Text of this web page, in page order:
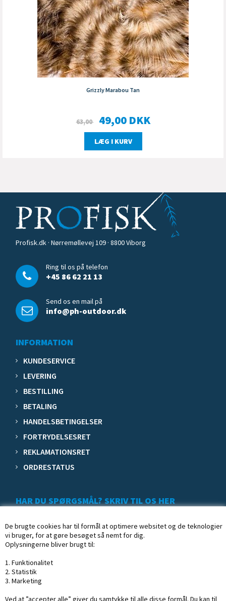
De brugte cookies har til formål at optimere websitet og de teknologier
vi bruger, for at gøre besøget så nemt for dig.
Oplysningerne bliver brugt til:
1. Funktionalitet
2. Statistik
3. Marketing
Ved at ”accepter alle” giver du samtykke til alle disse formål. Du kan til
Grizzly Marabou Tan
63,00 49,00 DKK
LÆG I KURV
Profisk.dk · Nørremøllevej 109 · 8800 Viborg
Ring til os på telefon
+45 86 62 21 13
Send os en mail på
info@ph-outdoor.dk
INFORMATION
KUNDESERVICE
LEVERING
BESTILLING
BETALING
HANDELSBETINGELSER
FORTRYDELSESRET
REKLAMATIONSRET
ORDRESTATUS
HAR DU SPØRGSMÅL? SKRIV TIL OS HER